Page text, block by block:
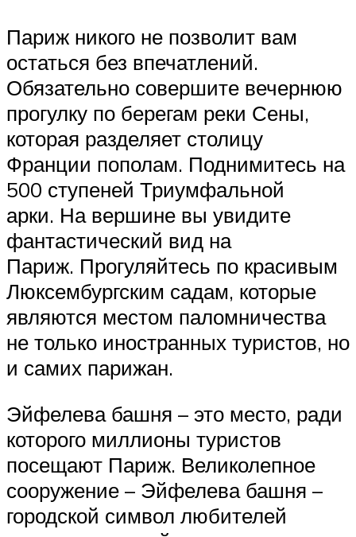
Париж никого не позволит вам
остаться без впечатлений.
Обязательно совершите вечернюю
прогулку по берегам реки Сены,
которая разделяет столицу
Франции пополам. Поднимитесь на
500 ступеней Триумфальной
арки. На вершине вы увидите
фантастический вид на
Париж. Прогуляйтесь по красивым
Люксембургским садам, которые
являются местом паломничества
не только иностранных туристов, но
и самих парижан.
Эйфелева башня – это место, ради
которого миллионы туристов
посещают Париж. Великолепное
сооружение – Эйфелева башня –
городской символ любителей